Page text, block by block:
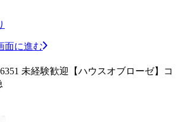
面に進む
未経験歓迎【ハウスオブローゼ】コ